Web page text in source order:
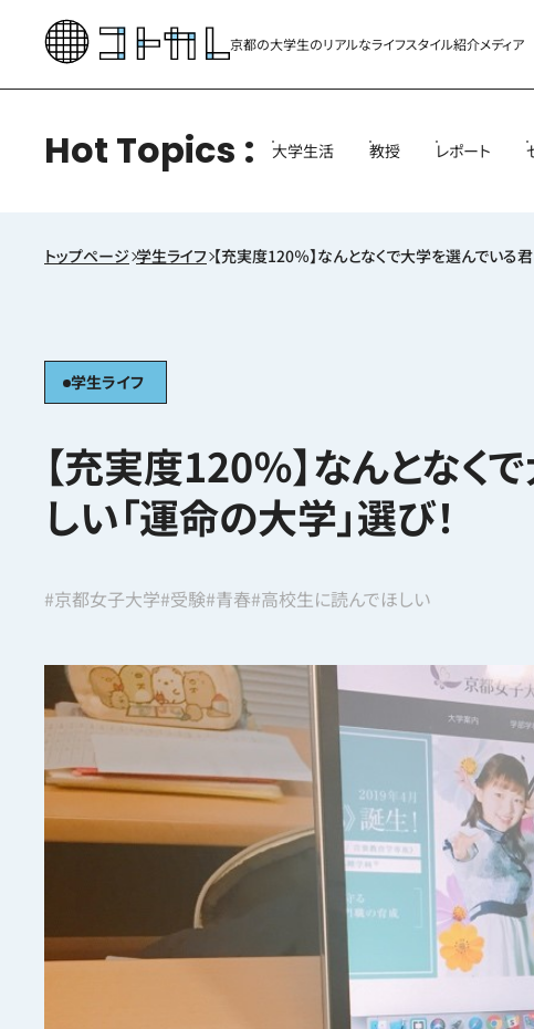
京都の大学生のリアルなライフスタイル紹介メディア
Hot Topics 大学生活 教授 レポート
トップページ 学生ライフ 【充実度120％】なんとなくで大学を選んでいる
学生ライフ
【充実度120％】なんとな
しい「運命の大学」選び！
#京都女子大学#受験#青春#高校生に読んでほしい